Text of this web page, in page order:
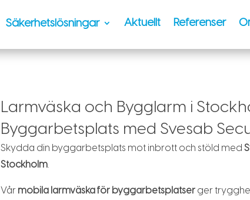
Säkerhetslösningar Aktuellt Referenser
Larmväska och Bygglarm i
Byggarbetsplats med Svesab
Skydda din byggarbetsplats mot inbrott och stöld med
Stockholm.
Vår mobila larmväska för byggarbetsplatserger